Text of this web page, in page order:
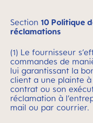
Section 10 Politique
réclamations
(1) Le fournisseur
commandes de
lui garantissant la
client a une plainte
contrat ou son
réclamation à
mail ou par courrier.